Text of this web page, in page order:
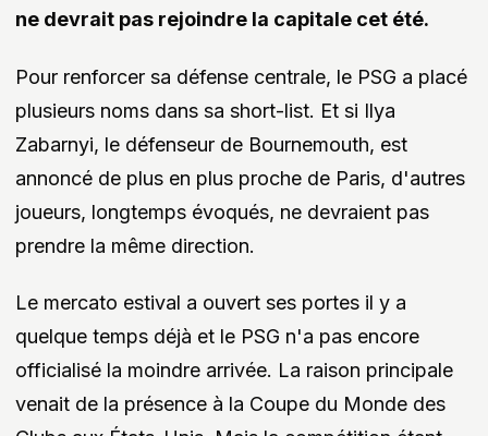
ne devrait pas rejoindre la capitale cet été.
Pour renforcer sa défense centrale, le PSG a placé
plusieurs noms dans sa short-list. Et si Ilya
Zabarnyi, le défenseur de Bournemouth, est
annoncé de plus en plus proche de Paris, d'autres
joueurs, longtemps évoqués, ne devraient pas
prendre la même direction.
Le mercato estival a ouvert ses portes il y a
quelque temps déjà et le PSG n'a pas encore
officialisé la moindre arrivée. La raison principale
venait de la présence à la Coupe du Monde des